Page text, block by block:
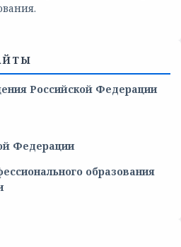
Российской Федерации
Федерации
образования